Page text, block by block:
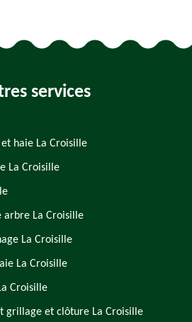
services
haie La Croisille
La Croisille
arbre La Croisille
La Croisille
La Croisille
Croisille
grillage et clôture La Croisille